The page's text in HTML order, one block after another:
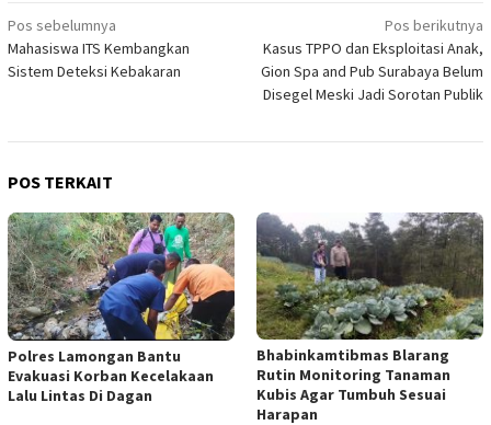
Navigasi
pos
Pos sebelumnya
Mahasiswa ITS Kembangkan
Sistem Deteksi Kebakaran
Pos berikutnya
Kasus TPPO dan Eksploitasi Anak,
Gion Spa and Pub Surabaya Belum
Disegel Meski Jadi Sorotan Publik
POS TERKAIT
Polres Lamongan Bantu
Evakuasi Korban Kecelakaan
Lalu Lintas Di Dagan
Bhabinkamtibmas Blarang
Rutin Monitoring Tanaman
Kubis Agar Tumbuh Sesuai
Harapan